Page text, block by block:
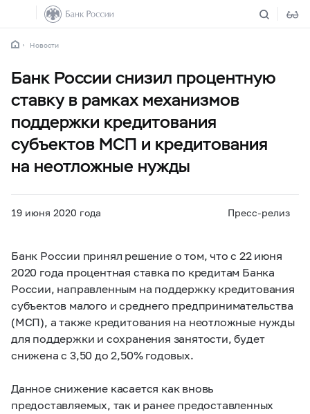
Новости
Банк России снизил процентную
ставку в рамках механизмов
поддержки кредитования
субъектов МСП и кредитования
на неотложные нужды
19 июня 2020 года Пресс-релиз
Банк России принял решение о том, что с 22 июня
2020 года процентная ставка по кредитам Банка
России, направленным на поддержку кредитования
субъектов малого и среднего предпринимательства
(МСП), а также кредитования на неотложные нужды
для поддержки и сохранения занятости, будет
снижена с 3,50 до 2,50% годовых.
Данное снижение касается как вновь
предоставляемых, так и ранее предоставленных